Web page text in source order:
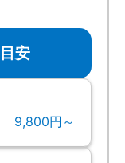
安
9,800円～